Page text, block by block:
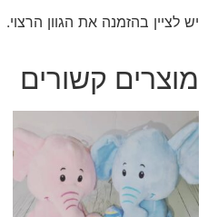
יש לציין בהזמנה את הגוון הרצוי.
מוצרים קשורים